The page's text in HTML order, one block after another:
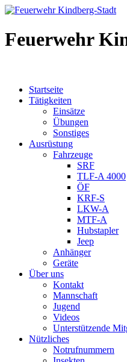
Feuerwehr
Startseite
Tätigkeiten
Einsätze
Übungen
Sonstiges
Ausrüstung
Fahrzeuge
SRF
TLF-A 4000
ÖF
KRF-S
LKW-A
MTF-A
Hubstapler
Jeep
Anhänger
Geräte
Über uns
Kontakt
Mannschaft
Jugend
Videos
Unterstützende
Nützliches
Notrufnummern